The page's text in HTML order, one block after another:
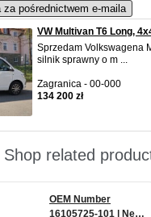
za pośrednictwem e-maila
VW Multivan T6 Long,
Sprzedam Volkswagena
silnik sprawny o m ...
Zagranica - 00-000
134 200 zł